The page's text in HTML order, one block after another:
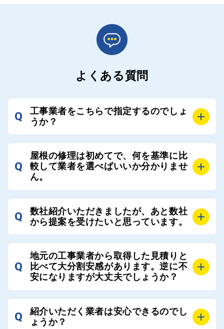
よくある質問
Q
工事業者をこちらで指定するのでしょ
うか？
お客様のご要望をお聞きし、条件に合った工事業者を
最大3社まで選定し、ご紹介いたします。
そのため、お客様に比較する業者を選定いただく必要
Q
屋根の修理は初めてで、何を基準に比
較して業者を選べばいいか分かりませ
ん。
選定基準はお客様によって異なりますが、価格はもち
ろんのこと、実績面や保証面、担当者の人柄や社歴、
し、総合的に判断ください。
また、選定に迷った際などは屋根コネクト事務局へご
連絡いただければ、お客様の屋根修理を全面的にフォ
ローさせていただきます。お気軽にご相談ください。
Q
数社紹介いただきましたが、あと数社
から提案を受けたいと思っています。
全国300社以上の登録業者がございますので、プラス
でご紹介の要望をいただければ、即時屋根コネクトに
て対応させていただきます。お気軽にお申し付けくだ
Q
地元の工事業者から取得した見積りと
比べて大分割安感があります。逆に不
安になりますが大丈夫でしょうか？
残念ながら、リフォーム業界は費用の内訳に不透明な
部分が多く、一見同じ工事でも１００万円以上の差が
Q
紹介いただく業者は安心できるのでし
ょうか？